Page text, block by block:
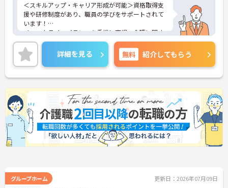
＜スキルアップ・キャリア形成が可能＞資格取得支
援や研修制度があり、職員の学びをサポートされて
います！
＜ワークライフバランスを重視＞育児・介護に関す
る制度や社宅制度、各種手当など、長く安心して働
きやすい環境が整っています。
＜寄り添ったケアの実施＞利用者さまに深く寄り添
ったサービスの提供を目指し、職員の専門性を高め
るような人材育成にも注力されています。
ご興味のある方には、面接対策ポイント等、さらに
詳細をお話ししますのでお気軽にご相談ください！
詳細を見る 無料 紹介してもらう
グループホーム 更新日：2026年07月09日